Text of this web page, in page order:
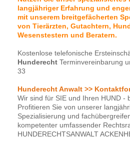
langjähriger Erfahrung und
mit unserem breitgefächerten
von Tierärzten, Gutachtern,
Wesenstestern und Beratern.
Kostenlose telefonische
Hunderecht Terminvereinbarung
33
Hunderecht Anwalt >>
Wir sind für SIE und Ihren HUND -
Profitieren Sie von unserer
Spezialisierung und
kompetenter umfassender
HUNDERECHTSANWALT